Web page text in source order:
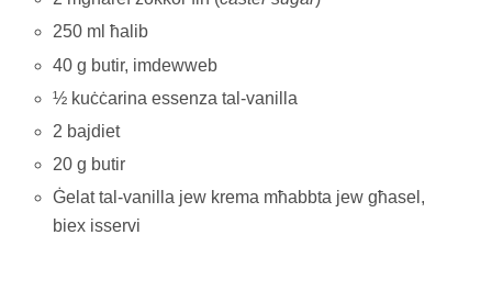
250 ml ħalib
40 g butir, imdewweb
½ kuċċarina essenza tal-vanilla
2 bajdiet
20 g butir
Ġelat tal-vanilla jew krema mħabbta jew għasel,
biex isservi